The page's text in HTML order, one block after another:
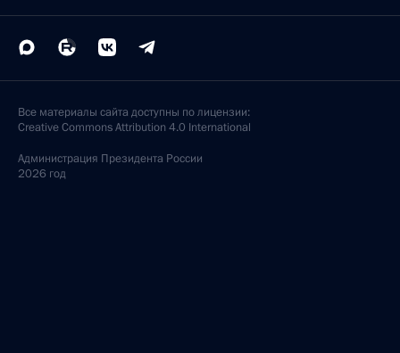
Все материалы сайта доступны по лицензии:
Creative Commons Attribution 4.0 International
Администрация Президента России
2026 год